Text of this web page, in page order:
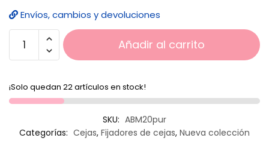
Envíos, cambios y devoluciones
Añadir al carrito
¡Solo quedan 22 artículos en stock!
SKU: ABM20pur
Categorías: Cejas, Fijadores de cejas, Nueva colección